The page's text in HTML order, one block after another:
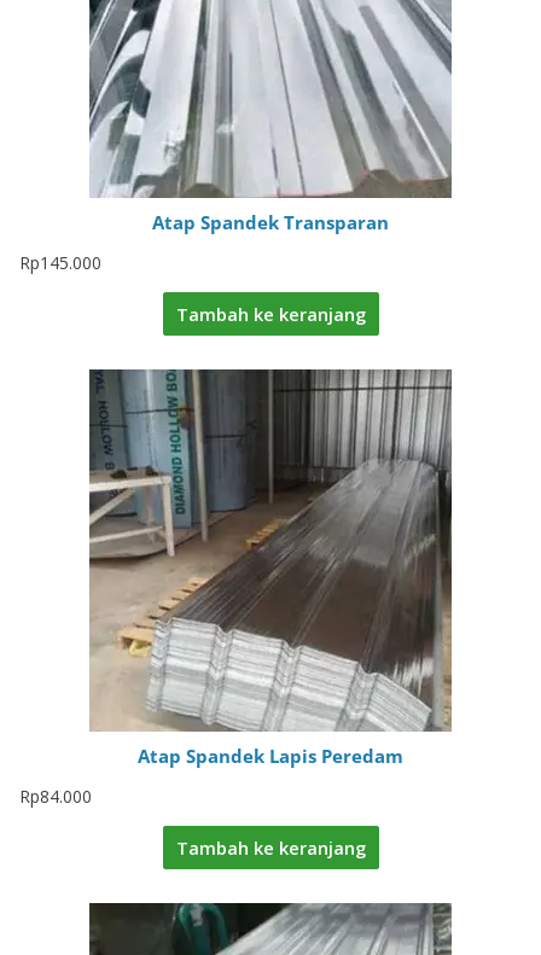
Atap Spandek Transparan
Rp145.000
Tambah ke keranjang
Atap Spandek Lapis Peredam
Rp84.000
Tambah ke keranjang